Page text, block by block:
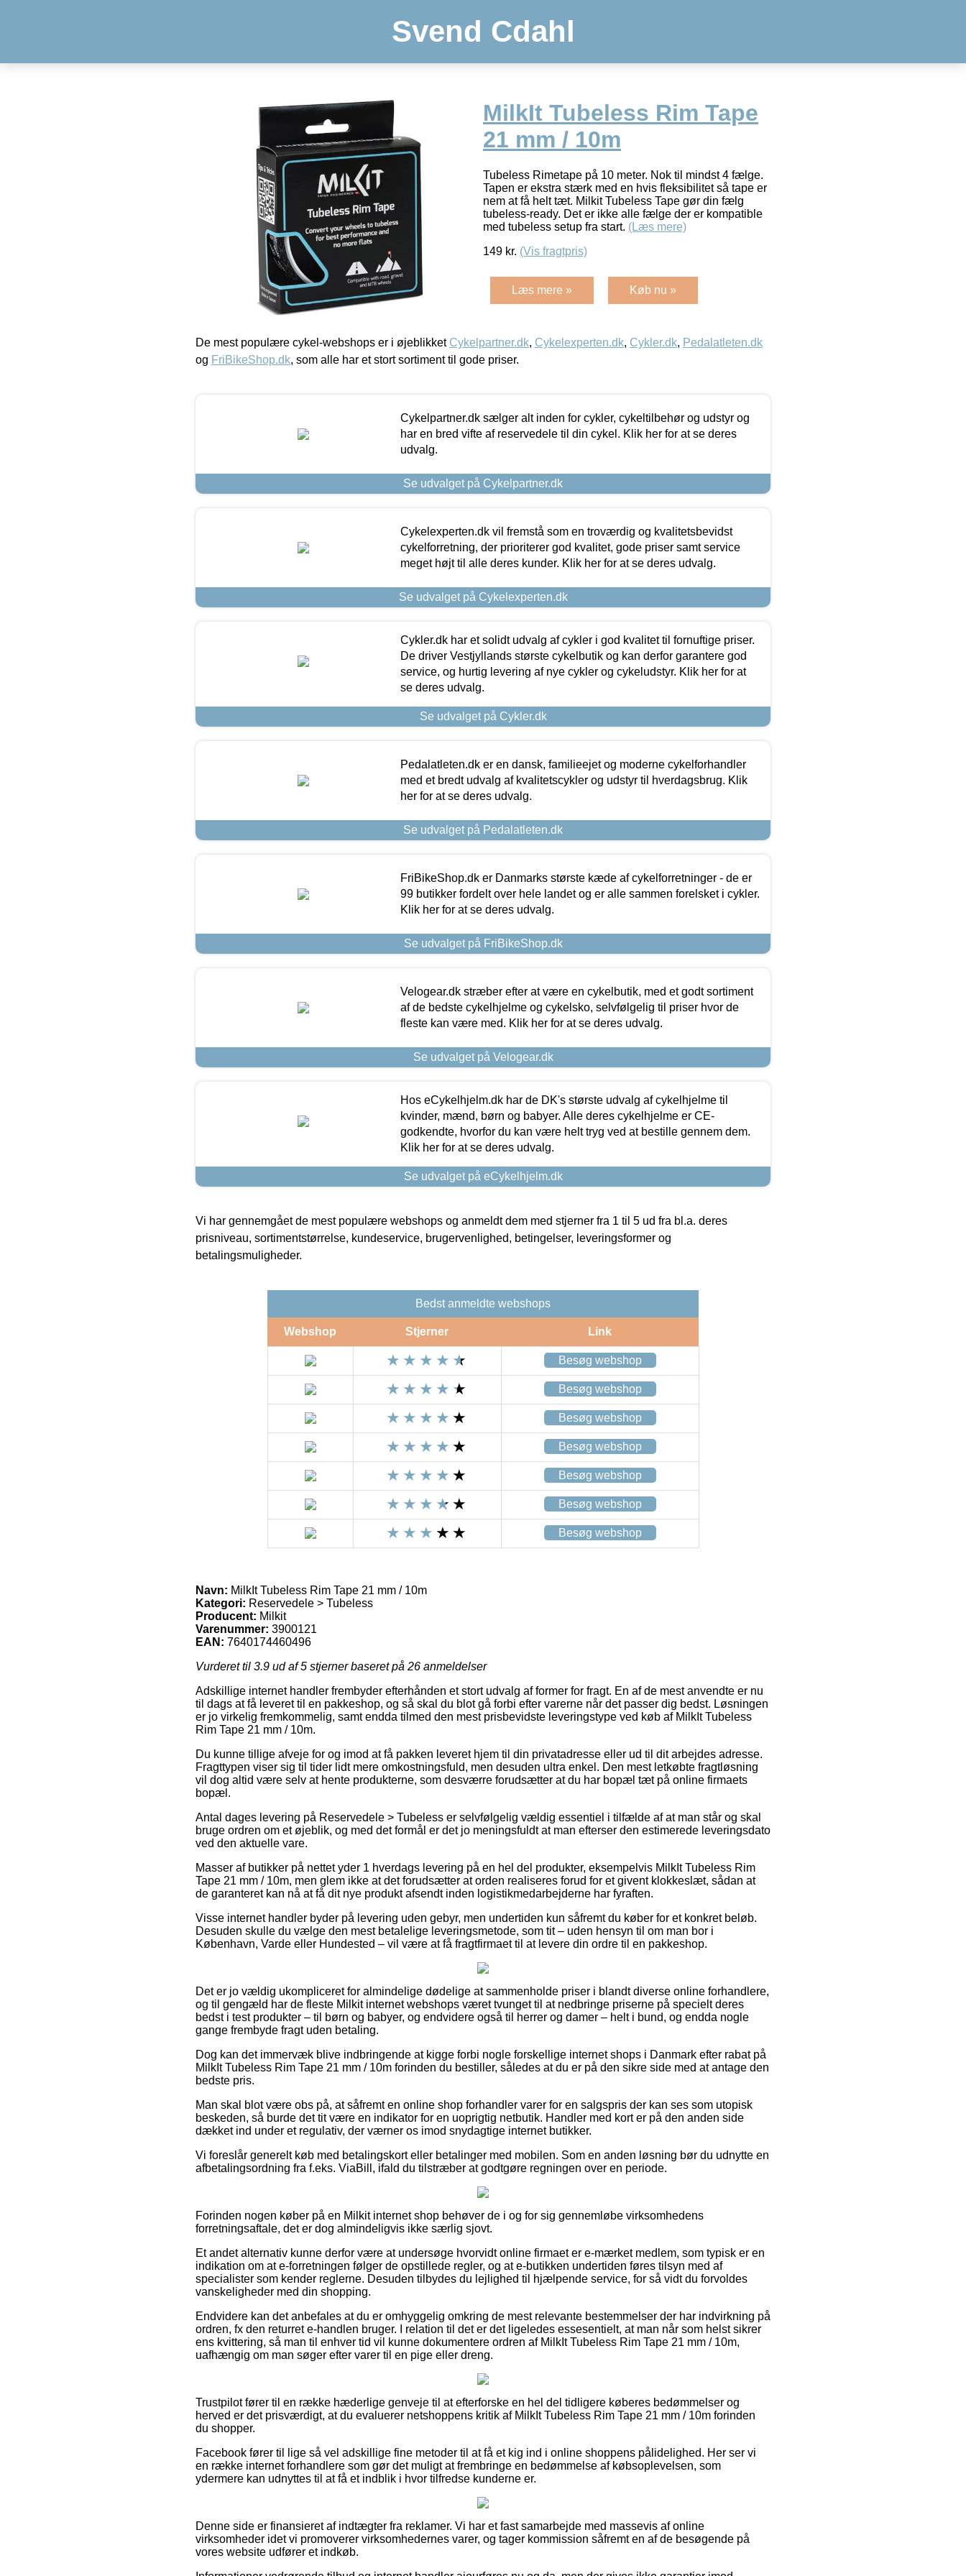
Svend Cdahl
MilkIt Tubeless Rim Tape
21 mm / 10m
Tubeless Rimetape på 10 meter. Nok til mindst 4 fælge.
Tapen er ekstra stærk med en hvis fleksibilitet så tape er
nem at få helt tæt. Milkit Tubeless Tape gør din fælg
tubeless-ready. Det er ikke alle fælge der er kompatible
med tubeless setup fra start. (Læs mere)
149 kr. (Vis fragtpris)
Læs mere » Køb nu »
De mest populære cykel-webshops er i øjeblikket Cykelpartner.dk, Cykelexperten.dk, Cykler.dk, Pedalatleten.dk
og FriBikeShop.dk, som alle har et stort sortiment til gode priser.
Cykelpartner.dk sælger alt inden for cykler, cykeltilbehør og udstyr og
har en bred vifte af reservedele til din cykel. Klik her for at se deres
udvalg.
Se udvalget på Cykelpartner.dk
Cykelexperten.dk vil fremstå som en troværdig og kvalitetsbevidst
cykelforretning, der prioriterer god kvalitet, gode priser samt service
meget højt til alle deres kunder. Klik her for at se deres udvalg.
Se udvalget på Cykelexperten.dk
Cykler.dk har et solidt udvalg af cykler i god kvalitet til fornuftige priser.
De driver Vestjyllands største cykelbutik og kan derfor garantere god
service, og hurtig levering af nye cykler og cykeludstyr. Klik her for at
se deres udvalg.
Se udvalget på Cykler.dk
Pedalatleten.dk er en dansk, familieejet og moderne cykelforhandler
med et bredt udvalg af kvalitetscykler og udstyr til hverdagsbrug. Klik
her for at se deres udvalg.
Se udvalget på Pedalatleten.dk
FriBikeShop.dk er Danmarks største kæde af cykelforretninger - de er
99 butikker fordelt over hele landet og er alle sammen forelsket i cykler.
Klik her for at se deres udvalg.
Se udvalget på FriBikeShop.dk
Velogear.dk stræber efter at være en cykelbutik, med et godt sortiment
af de bedste cykelhjelme og cykelsko, selvfølgelig til priser hvor de
fleste kan være med. Klik her for at se deres udvalg.
Se udvalget på Velogear.dk
Hos eCykelhjelm.dk har de DK's største udvalg af cykelhjelme til
kvinder, mænd, børn og babyer. Alle deres cykelhjelme er CE-
godkendte, hvorfor du kan være helt tryg ved at bestille gennem dem.
Klik her for at se deres udvalg.
Se udvalget på eCykelhjelm.dk
Vi har gennemgået de mest populære webshops og anmeldt dem med stjerner fra 1 til 5 ud fra bl.a. deres
prisniveau, sortimentstørrelse, kundeservice, brugervenlighed, betingelser, leveringsformer og
betalingsmuligheder.
Bedst anmeldte webshops
Webshop Stjerner Link
Besøg webshop
Besøg webshop
Besøg webshop
Besøg webshop
Besøg webshop
Besøg webshop
Besøg webshop
Navn: MilkIt Tubeless Rim Tape 21 mm / 10m
Kategori: Reservedele > Tubeless
Producent: Milkit
Varenummer: 3900121
EAN: 7640174460496
Vurderet til 3.9 ud af 5 stjerner baseret på 26 anmeldelser
Adskillige internet handler frembyder efterhånden et stort udvalg af former for fragt. En af de mest anvendte er nu
til dags at få leveret til en pakkeshop, og så skal du blot gå forbi efter varerne når det passer dig bedst. Løsningen
er jo virkelig fremkommelig, samt endda tilmed den mest prisbevidste leveringstype ved køb af MilkIt Tubeless
Rim Tape 21 mm / 10m.
Du kunne tillige afveje for og imod at få pakken leveret hjem til din privatadresse eller ud til dit arbejdes adresse.
Fragttypen viser sig til tider lidt mere omkostningsfuld, men desuden ultra enkel. Den mest letkøbte fragtløsning
vil dog altid være selv at hente produkterne, som desværre forudsætter at du har bopæl tæt på online firmaets
bopæl.
Antal dages levering på Reservedele > Tubeless er selvfølgelig vældig essentiel i tilfælde af at man står og skal
bruge ordren om et øjeblik, og med det formål er det jo meningsfuldt at man efterser den estimerede leveringsdato
ved den aktuelle vare.
Masser af butikker på nettet yder 1 hverdags levering på en hel del produkter, eksempelvis MilkIt Tubeless Rim
Tape 21 mm / 10m, men glem ikke at det forudsætter at orden realiseres forud for et givent klokkeslæt, sådan at
de garanteret kan nå at få dit nye produkt afsendt inden logistikmedarbejderne har fyraften.
Visse internet handler byder på levering uden gebyr, men undertiden kun såfremt du køber for et konkret beløb.
Desuden skulle du vælge den mest betalelige leveringsmetode, som tit – uden hensyn til om man bor i
København, Varde eller Hundested – vil være at få fragtfirmaet til at levere din ordre til en pakkeshop.
Det er jo vældig ukompliceret for almindelige dødelige at sammenholde priser i blandt diverse online forhandlere,
og til gengæld har de fleste Milkit internet webshops været tvunget til at nedbringe priserne på specielt deres
bedst i test produkter – til børn og babyer, og endvidere også til herrer og damer – helt i bund, og endda nogle
gange frembyde fragt uden betaling.
Dog kan det immervæk blive indbringende at kigge forbi nogle forskellige internet shops i Danmark efter rabat på
MilkIt Tubeless Rim Tape 21 mm / 10m forinden du bestiller, således at du er på den sikre side med at antage den
bedste pris.
Man skal blot være obs på, at såfremt en online shop forhandler varer for en salgspris der kan ses som utopisk
beskeden, så burde det tit være en indikator for en uoprigtig netbutik. Handler med kort er på den anden side
dækket ind under et regulativ, der værner os imod snydagtige internet butikker.
Vi foreslår generelt køb med betalingskort eller betalinger med mobilen. Som en anden løsning bør du udnytte en
afbetalingsordning fra f.eks. ViaBill, ifald du tilstræber at godtgøre regningen over en periode.
Forinden nogen køber på en Milkit internet shop behøver de i og for sig gennemløbe virksomhedens
forretningsaftale, det er dog almindeligvis ikke særlig sjovt.
Et andet alternativ kunne derfor være at undersøge hvorvidt online firmaet er e-mærket medlem, som typisk er en
indikation om at e-forretningen følger de opstillede regler, og at e-butikken undertiden føres tilsyn med af
specialister som kender reglerne. Desuden tilbydes du lejlighed til hjælpende service, for så vidt du forvoldes
vanskeligheder med din shopping.
Endvidere kan det anbefales at du er omhyggelig omkring de mest relevante bestemmelser der har indvirkning på
ordren, fx den returret e-handlen bruger. I relation til det er det ligeledes essesentielt, at man når som helst sikrer
ens kvittering, så man til enhver tid vil kunne dokumentere ordren af MilkIt Tubeless Rim Tape 21 mm / 10m,
uafhængig om man søger efter varer til en pige eller dreng.
Trustpilot fører til en række hæderlige genveje til at efterforske en hel del tidligere køberes bedømmelser og
herved er det prisværdigt, at du evaluerer netshoppens kritik af MilkIt Tubeless Rim Tape 21 mm / 10m forinden
du shopper.
Facebook fører til lige så vel adskillige fine metoder til at få et kig ind i online shoppens pålidelighed. Her ser vi
en række internet forhandlere som gør det muligt at frembringe en bedømmelse af købsoplevelsen, som
ydermere kan udnyttes til at få et indblik i hvor tilfredse kunderne er.
Denne side er finansieret af indtægter fra reklamer. Vi har et fast samarbejde med massevis af online
virksomheder idet vi promoverer virksomhedernes varer, og tager kommission såfremt en af de besøgende på
vores website udfører et indkøb.